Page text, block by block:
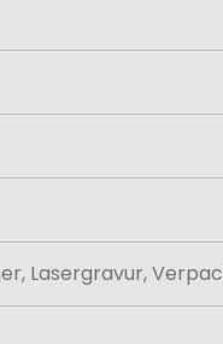
Lasergravur,